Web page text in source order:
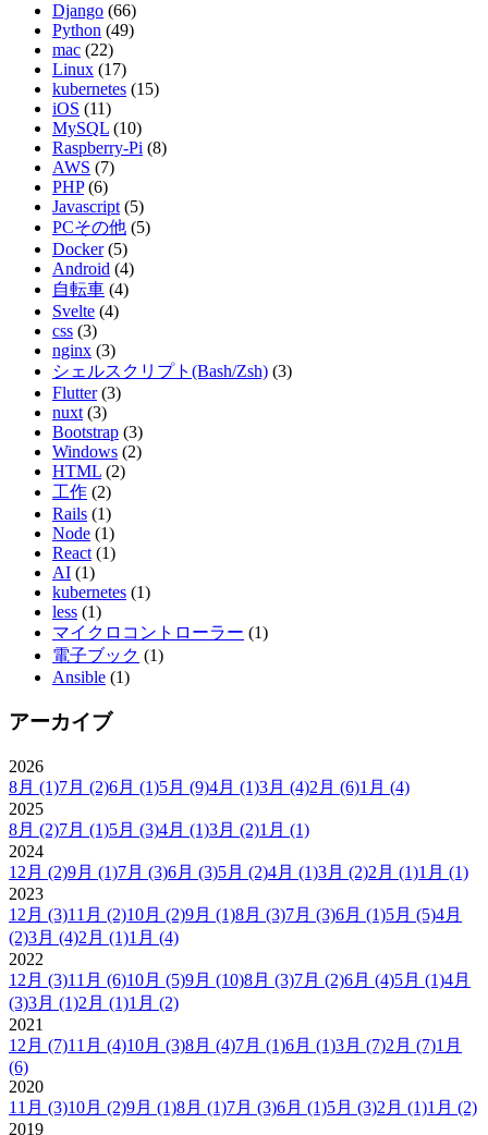
Django (66)
Python (49)
mac (22)
Linux (17)
kubernetes (15)
iOS (11)
MySQL (10)
Raspberry-Pi (8)
AWS (7)
PHP (6)
Javascript (5)
PCその他 (5)
Docker (5)
Android (4)
自転車 (4)
Svelte (4)
css (3)
nginx (3)
シェルスクリプト(Bash/Zsh) (3)
Flutter (3)
nuxt (3)
Bootstrap (3)
Windows (2)
HTML (2)
工作 (2)
Rails (1)
Node (1)
React (1)
AI (1)
kubernetes (1)
less (1)
マイクロコントローラー (1)
電子ブック (1)
Ansible (1)
アーカイブ
2026
8月 (1)7月 (2)6月 (1)5月 (9)4月 (1)3月 (4)2月 (6)1月 (4)
2025
8月 (2)7月 (1)5月 (3)4月 (1)3月 (2)1月 (1)
2024
12月 (2)9月 (1)7月 (3)6月 (3)5月 (2)4月 (1)3月 (2)2月 (1)1月 (1)
2023
12月 (3)11月 (2)10月 (2)9月 (1)8月 (3)7月 (3)6月 (1)5月 (5)4月
(2)3月 (4)2月 (1)1月 (4)
2022
12月 (3)11月 (6)10月 (5)9月 (10)8月 (3)7月 (2)6月 (4)5月 (1)4月
(3)3月 (1)2月 (1)1月 (2)
2021
12月 (7)11月 (4)10月 (3)8月 (4)7月 (1)6月 (1)3月 (7)2月 (7)1月
(6)
2020
11月 (3)10月 (2)9月 (1)8月 (1)7月 (3)6月 (1)5月 (3)2月 (1)1月 (2)
2019